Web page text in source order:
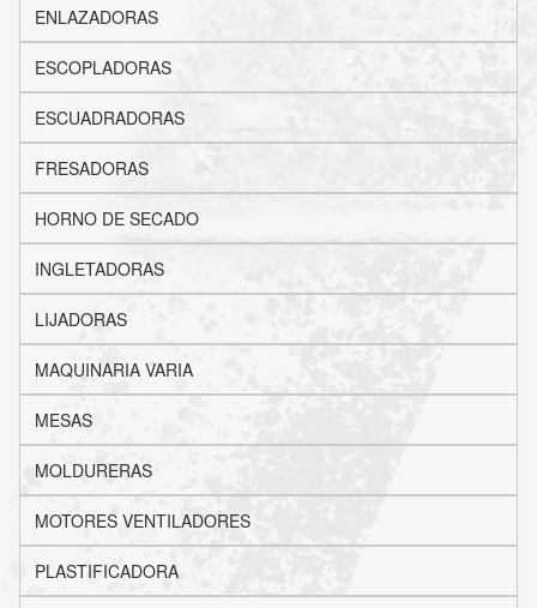
ENLAZADORAS
ESCOPLADORAS
ESCUADRADORAS
FRESADORAS
HORNO DE SECADO
INGLETADORAS
LIJADORAS
MAQUINARIA VARIA
MESAS
MOLDURERAS
MOTORES VENTILADORES
PLASTIFICADORA